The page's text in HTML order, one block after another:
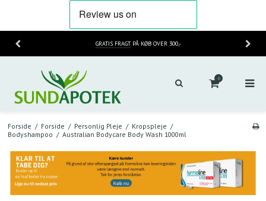
GRATIS FRAGT PÅ KØB OVER 300,-
0
Forside / Forside / Personlig Pleje / Kropspleje /
Bodyshampoo / Australian Bodycare Body Wash 1000ml